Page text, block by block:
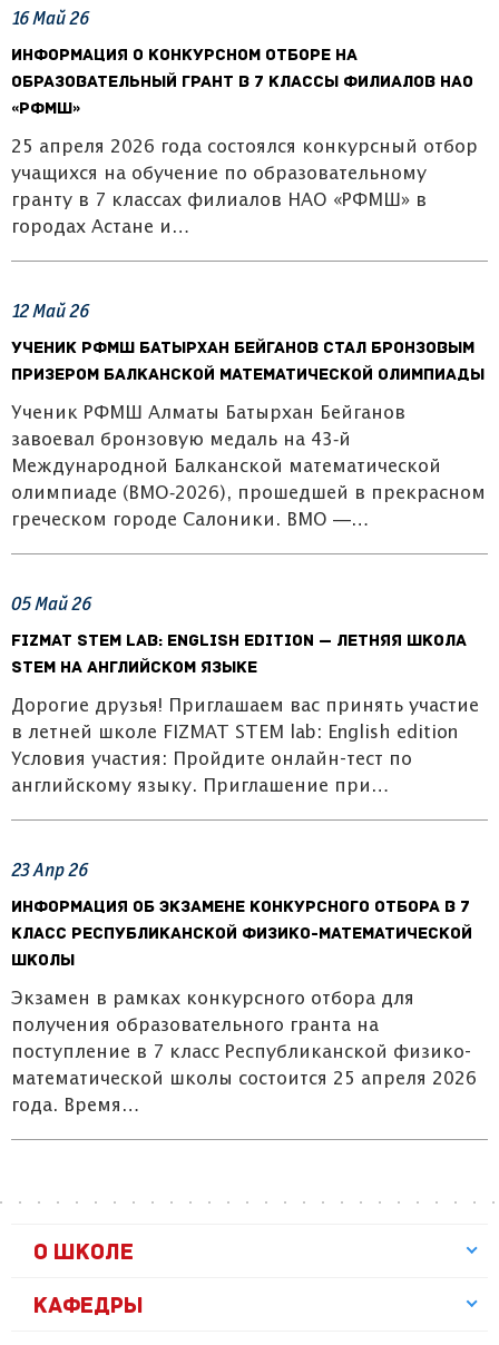
16Май26
Информация о конкурсном отборе на
образовательный грант в 7 классы филиалов НАО
«РФМШ»
25 апреля 2026 года состоялся конкурсный отбор
учащихся на обучение по образовательному
гранту в 7 классах филиалов НАО «РФМШ» в
городах Астане и…
12Май26
Ученик РФМШ Батырхан Бейганов стал бронзовым
призером Балканской математической олимпиады
Ученик РФМШ Алматы Батырхан Бейганов
завоевал бронзовую медаль на 43‑й
Международной Балканской математической
олимпиаде (BMO‑2026), прошедшей в прекрасном
греческом городе Салоники. BMO —…
05Май26
FIZMAT STEM Lab: English Edition — летняя школа
STEM на английском языке
Дорогие друзья! Приглашаем вас принять участие
в летней школе FIZMAT STEM lab: English edition
Условия участия: Пройдите онлайн-тест по
английскому языку. Приглашение при…
23Апр26
Информация об экзамене конкурсного отбора в 7
класс Республиканской физико-математической
школы
Экзамен в рамках конкурсного отбора для
получения образовательного гранта на
поступление в 7 класс Республиканской физико-
математической школы состоится 25 апреля 2026
года. Время…
О ШКОЛЕ
КАФЕДРЫ